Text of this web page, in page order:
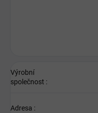
Výrobní
společnost :
Adresa :